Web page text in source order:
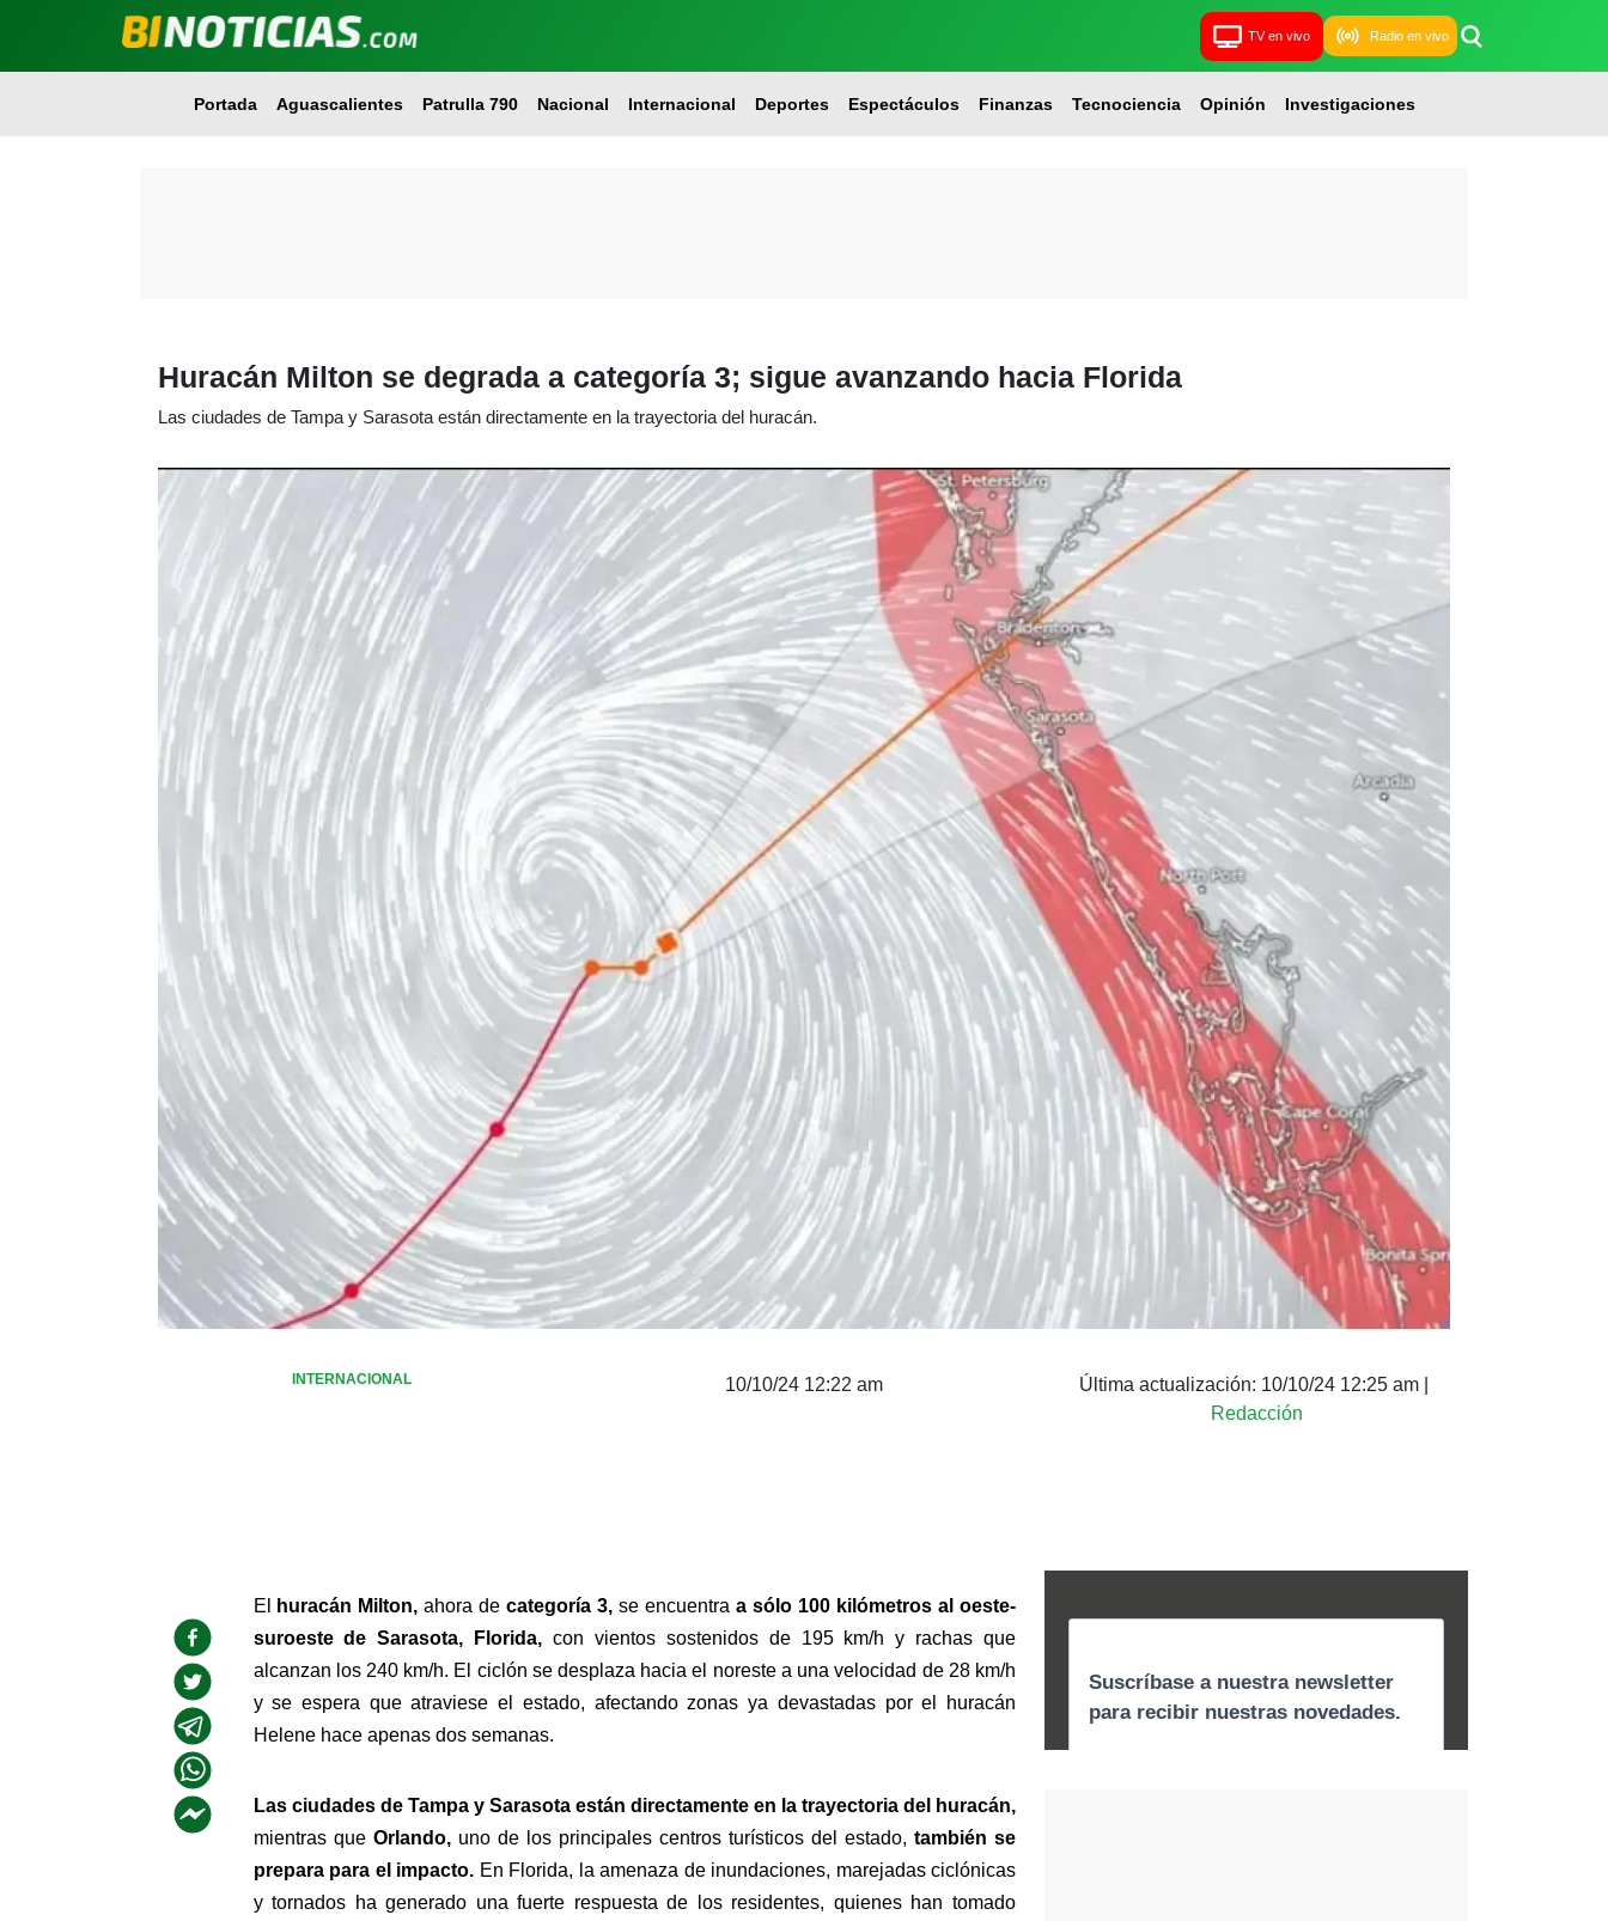
TV en vivo Radio en vivo
Portada Aguascalientes Patrulla 790 Nacional Internacional Deportes Espectáculos Finanzas Tecnociencia Opinión Investigaciones
Huracán Milton se degrada a categoría 3; sigue avanzando hacia Florida
Las ciudades de Tampa y Sarasota están directamente en la trayectoria del huracán.
INTERNACIONAL 10/10/24 12:22 am Última actualización: 10/10/24 12:25 am
Redacción
El huracán Milton, ahora de categoría 3, se encuentra a sólo 100 kilómetros al oeste-
suroeste de Sarasota, Florida, con vientos sostenidos de 195 km/h y rachas que
alcanzan los 240 km/h. El ciclón se desplaza hacia el noreste a una velocidad de 28 km/h
y se espera que atraviese el estado, afectando zonas ya devastadas por el huracán
Helene hace apenas dos semanas.
Las ciudades de Tampa y Sarasota están directamente en la trayectoria del huracán,
mientras que Orlando, uno de los principales centros turísticos del estado, también se
prepara para el impacto. En Florida, la amenaza de inundaciones, marejadas ciclónicas
y tornados ha generado una fuerte respuesta de los residentes, quienes han tomado